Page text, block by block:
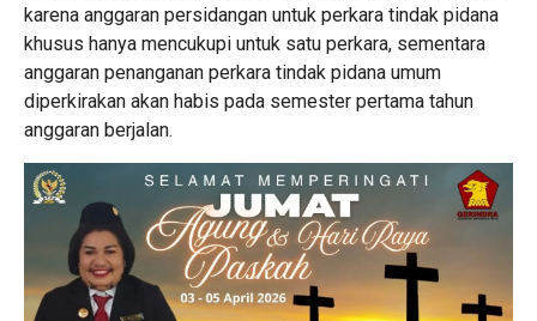
karena anggaran persidangan untuk perkara tindak pidana
khusus hanya mencukupi untuk satu perkara, sementara
anggaran penanganan perkara tindak pidana umum
diperkirakan akan habis pada semester pertama tahun
anggaran berjalan.